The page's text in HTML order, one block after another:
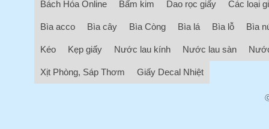
Bách Hóa Online Bấm kim Dao rọc giấy Các loại
Bìa acco Bìa cây Bìa Còng Bìa lá Bìa lỗ Bìa
Kéo Kẹp giấy Nước lau kính Nước lau sàn
Xịt Phòng, Sáp Thơm Giấy Decal Nhiệt